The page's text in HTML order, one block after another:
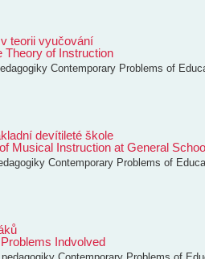
teorii vyučování
Theory of Instruction
Contemporary Problems of
devítileté škole
Musical Instruction at General
Contemporary Problems of
Indvolved